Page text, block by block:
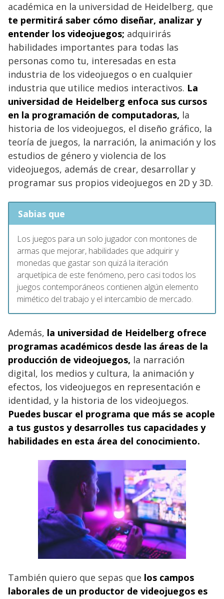
académica en la universidad de Heidelberg, que
te permitirá saber cómo diseñar, analizar y
entender los videojuegos; adquirirás
habilidades importantes para todas las
personas como tu, interesadas en esta
industria de los videojuegos o en cualquier
industria que utilice medios interactivos. La
universidad de Heidelberg enfoca sus cursos
en la programación de computadoras, la
historia de los videojuegos, el diseño gráfico, la
teoría de juegos, la narración, la animación y los
estudios de género y violencia de los
videojuegos, además de crear, desarrollar y
programar sus propios videojuegos en 2D y 3D.
Sabias que
Los juegos para un solo jugador con montones de
armas que mejorar, habilidades que adquirir y
monedas que gastar son quizá la iteración
arquetípica de este fenómeno, pero casi todos los
juegos contemporáneos contienen algún elemento
mimético del trabajo y el intercambio de mercado.
Además, la universidad de Heidelberg ofrece
programas académicos desde las áreas de la
producción de videojuegos, la narración
digital, los medios y cultura, la animación y
efectos, los videojuegos en representación e
identidad, y la historia de los videojuegos.
Puedes buscar el programa que más se acople
a tus gustos y desarrolles tus capacidades y
habilidades en esta área del conocimiento.
También quiero que sepas que los campos
laborales de un productor de videojuegos es